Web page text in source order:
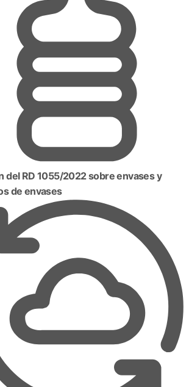
del RD 1055/2022 sobre envases y
de envases